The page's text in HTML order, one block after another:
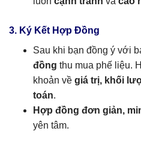
3. Ký Kết Hợp Đồng
Sau khi bạn đồng ý với
đồng thu mua phế liệu.
khoản về giá trị, khối
toán.
Hợp đồng đơn giản,
yên tâm.